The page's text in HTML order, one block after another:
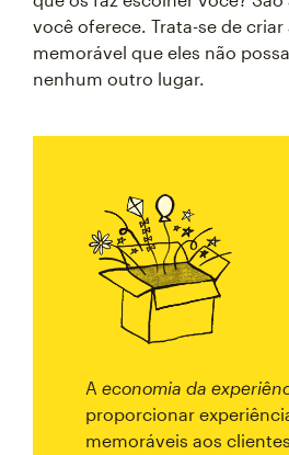
você oferece. Trata-se de
memorável que eles não
nenhum outro lugar.
A economia da
proporcionar
memoráveis aos